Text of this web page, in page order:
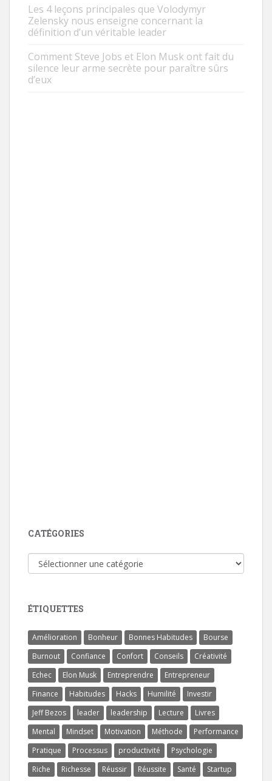
Les 4 leçons principales que Volodymyr
Zelensky nous enseigne concernant la
définition d’un véritable leader
Comment Steve Jobs et Elon Musk ont fait du
silence leur arme secrète pour paraître sûrs
d’eux
CATÉGORIES
Catégories
ÉTIQUETTES
Amélioration Bonheur Bonnes Habitudes
Bourse
Burnout
Confiance Confort Conseils
Créativité
Echec
Elon Musk Entreprendre
Entrepreneur
Finance
Habitudes Hacks Humilité
Investir
Jeff Bezos
leader leadership Lecture
Livres
Mental
Mindset Motivation Méthode
Performance
Pratique
Processus productivité
Psychologie
Riche
Richesse Réussir Réussite Santé Startup